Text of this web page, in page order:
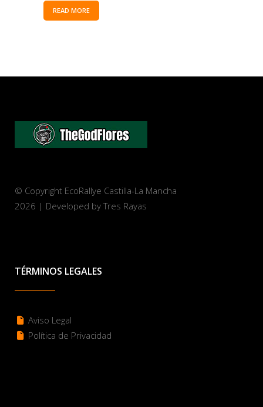
READ MORE
© Copyright EcoRallye Castilla-La Mancha
2026 | Developed by Tres Rayas
TÉRMINOS LEGALES
Aviso Legal
Política de Privacidad